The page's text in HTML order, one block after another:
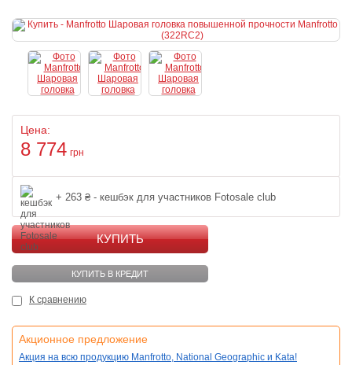
Цена:
8 774 грн
+ 263 ₴ - кешбэк для участников Fotosale club
КУПИТЬ
КУПИТЬ В КРЕДИТ
К сравнению
Акционное предложение
Акция на всю продукцию Manfrotto, National Geographic и Kata!